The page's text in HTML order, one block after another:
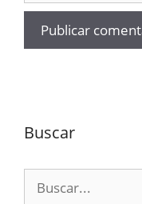
Buscar